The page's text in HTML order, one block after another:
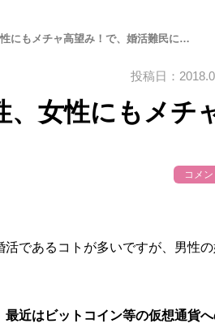
にもメチャ高望み！で、婚活難民に…
投稿日：
、女性にもメチ
コメン
であるコトが多いですが、男性の
最近はビットコイン等の仮想通貨